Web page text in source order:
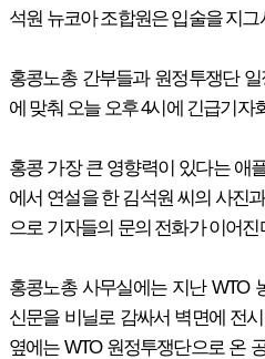
석원 뉴코아 조합원은 입술을 지그
홍콩노총 간부들과 원정투쟁단
에 맞춰 오늘 오후 4시에 긴급기자
홍콩 가장 큰 영향력이 있다는 애
에서 연설을 한 김석원 씨의 사진
으로 기자들의 문의 전화가 이어진
홍콩노총 사무실에는 지난 WTO
신문을 비닐로 감싸서 벽면에 전
옆에는 WTO 원정투쟁단으로 온